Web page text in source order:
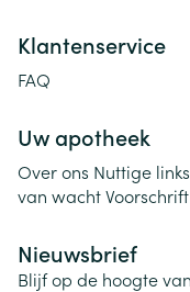
Klantenservice
FAQ
Uw apotheek
Over ons Nuttige links
van wachtVoorschrift
Nieuwsbrief
Blijf op de hoogte